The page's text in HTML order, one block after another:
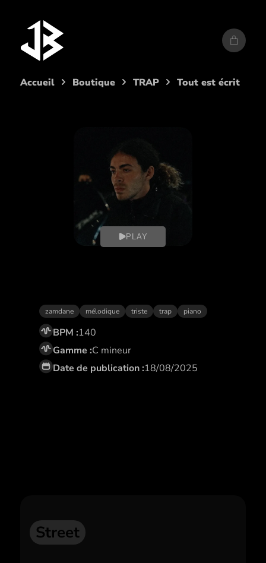
Accueil Boutique TRAP Tout est écrit
PLAY
zamdane mélodique triste trap piano
BPM :140
Gamme :C mineur
Date de publication :18/08/2025
Street